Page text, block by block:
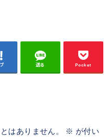
送る Pocket
はありません。 ※ が付い